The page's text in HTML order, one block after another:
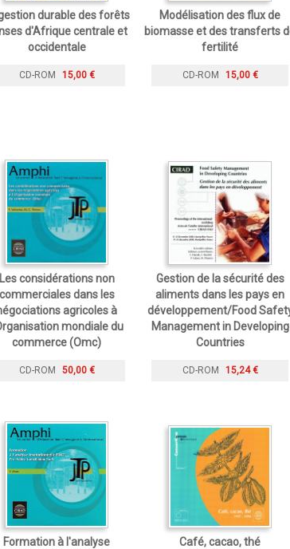
durable des forêts
d'Afrique centrale et
occidentale
CD-ROM 15,00 €
Modélisation des flux de
biomasse et des transferts
fertilité
CD-ROM 15,00 €
Les considérations non
commerciales dans les
agricoles à
mondiale du
commerce (Omc)
CD-ROM 50,00 €
Gestion de la sécurité des
aliments dans les pays en
développement/Food
Management in Developing
Countries
CD-ROM 15,24 €
Formation à l'analyse
Café, cacao, thé